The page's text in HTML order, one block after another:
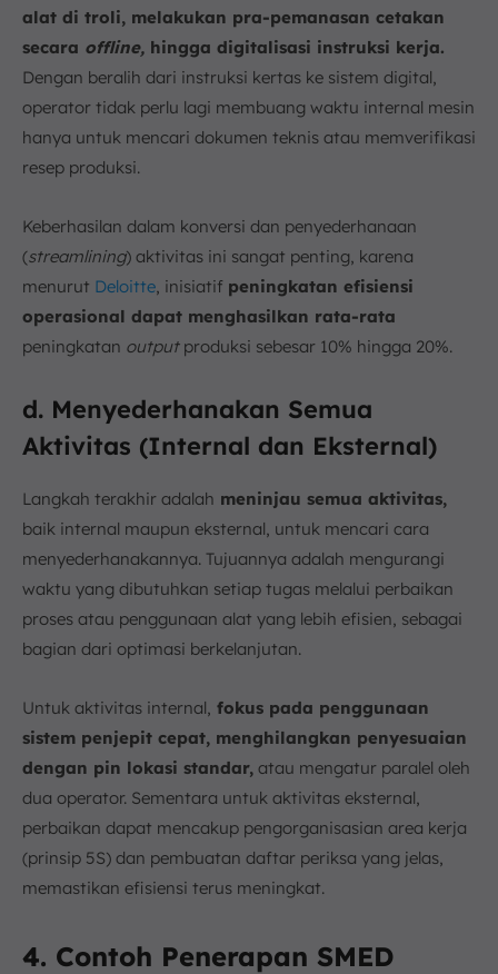
alat di troli, melakukan pra-pemanasan cetakan
secara offline, hingga digitalisasi instruksi kerja.
Dengan beralih dari instruksi kertas ke sistem digital,
operator tidak perlu lagi membuang waktu internal mesin
hanya untuk mencari dokumen teknis atau memverifikasi
resep produksi.
Keberhasilan dalam konversi dan penyederhanaan
(streamlining) aktivitas ini sangat penting, karena
menurut Deloitte, inisiatif peningkatan efisiensi
operasional dapat menghasilkan rata-rata
peningkatan outputproduksi sebesar 10% hingga 20%.
d. Menyederhanakan Semua
Aktivitas (Internal dan Eksternal)
Langkah terakhir adalah meninjau semua aktivitas,
baik internal maupun eksternal, untuk mencari cara
menyederhanakannya. Tujuannya adalah mengurangi
waktu yang dibutuhkan setiap tugas melalui perbaikan
proses atau penggunaan alat yang lebih efisien, sebagai
bagian dari optimasi berkelanjutan.
Untuk aktivitas internal, fokus pada penggunaan
sistem penjepit cepat, menghilangkan penyesuaian
dengan pin lokasi standar, atau mengatur paralel oleh
dua operator. Sementara untuk aktivitas eksternal,
perbaikan dapat mencakup pengorganisasian area kerja
(prinsip 5S) dan pembuatan daftar periksa yang jelas,
memastikan efisiensi terus meningkat.
4. Contoh Penerapan SMED